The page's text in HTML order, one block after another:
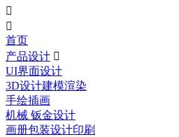


首页
产品设计 
UI界面设计
3D设计建模渲染
手绘插画
机械 钣金设计
画册包装设计印刷